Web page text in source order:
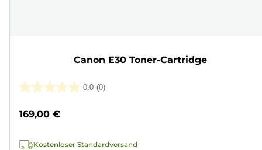
Canon E30 Toner-Cartridge
0.0 (0)
0.0
169,00 €
Kostenloser Standardversand